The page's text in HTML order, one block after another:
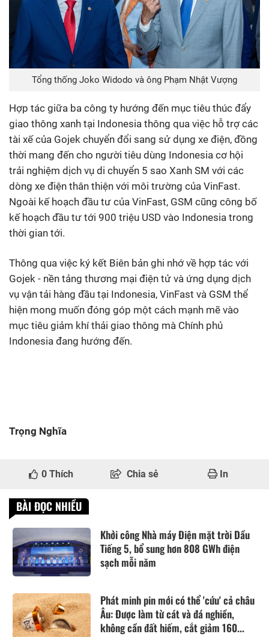
Tổng thống Joko Widodo và ông Phạm Nhật Vượng
Hợp tác giữa ba công ty hướng đến mục tiêu thúc đẩy
giao thông xanh tại Indonesia thông qua việc hỗ trợ các
tài xế của Gojek chuyển đổi sang sử dụng xe điện, đồng
thời mang đến cho người tiêu dùng Indonesia cơ hội
trải nghiệm dịch vụ di chuyển 5 sao Xanh SM với các
dòng xe điện thân thiện với môi trường của VinFast.
Ngoài kế hoạch đầu tư của VinFast, GSM cũng công bố
kế hoạch đầu tư tới 900 triệu USD vào Indonesia trong
thời gian tới.
Thông qua việc ký kết Biên bản ghi nhớ về hợp tác với
Gojek - nền tảng thương mại điện tử và ứng dụng dịch
vụ vận tải hàng đầu tại Indonesia, VinFast và GSM thể
hiện mong muốn đóng góp một cách mạnh mẽ vào
mục tiêu giảm khí thải giao thông mà Chính phủ
Indonesia đang hướng đến.
Trọng Nghĩa
0 Thích Chia sẻ In
BÀI ĐỌC NHIỀU
Khởi công Nhà máy Điện mặt trời Dầu
Tiếng 5, bổ sung hơn 808 GWh điện
sạch mỗi năm
Phát minh pin mới có thể 'cứu' cả châu
Âu: Được làm từ cát và đá nghiền,
không cần đất hiếm, cắt giảm 160...